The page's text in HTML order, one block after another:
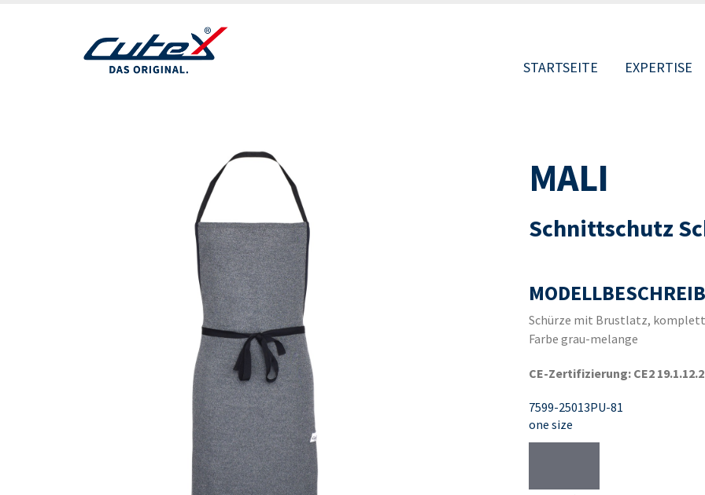
MAIN
STARTSEITE EXPERTISE
MALI
Schnittschutz
Schürze mit Brustlatz, komplett
Farbe grau-melange
CE-Zertifizierung: CE2
7599-25013PU-81
one size